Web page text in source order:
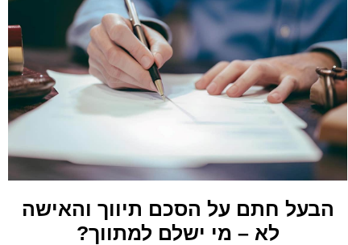
הבעל חתם על הסכם תיווך והאישה
לא – מי ישלם למתווך?